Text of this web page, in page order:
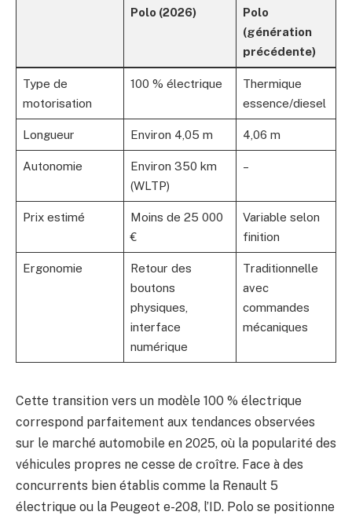
Polo (2026)
Polo
(génération
précédente)
Type de
motorisation
100 % électrique
Thermique
essence/diesel
Longueur Environ 4,05 m 4,06 m
Autonomie
Environ 350 km
(WLTP)
–
Prix estimé
Moins de 25 000
€
Variable selon
finition
Ergonomie
Retour des
boutons
physiques,
interface
numérique
Traditionnelle
avec
commandes
mécaniques
Cette transition vers un modèle 100 % électrique
correspond parfaitement aux tendances observées
sur le marché automobile en 2025, où la popularité des
véhicules propres ne cesse de croître. Face à des
concurrents bien établis comme la Renault 5
électrique ou la Peugeot e-208, l’ID. Polo se positionne